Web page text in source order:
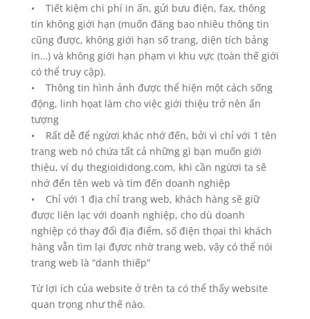
• Tiết kiệm chi phí in ấn, gửi bưu điện, fax, thông
tin không giới hạn (muốn đăng bao nhiêu thông tin
cũng được, không giới hạn số trang, diện tích bảng
in…) và không giới hạn phạm vi khu vực (toàn thế giới
có thể truy cập).
• Thông tin hình ảnh được thể hiện một cách sống
động, linh họat làm cho việc giới thiệu trở nên ấn
tượng
• Rất dễ để ngừơi khác nhớ đến, bởi vì chỉ với 1 tên
trang web nó chứa tất cả những gì bạn muốn giới
thiệu, ví dụ thegioididong.com, khi cần ngừơi ta sẽ
nhớ đến tên web và tìm đến doanh nghiệp
• Chỉ với 1 địa chỉ trang web, khách hàng sẽ giữ
được liên lạc với doanh nghiệp, cho dù doanh
nghiệp có thay đổi địa điểm, số điện thọai thì khách
hàng vẫn tìm lại đựơc nhờ trang web, vậy có thể nói
trang web là “danh thiếp”
Từ lợi ích của website ở trên ta có thể thấy website
quan trọng như thế nào.